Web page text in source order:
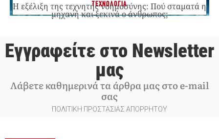
ΤΕΧΝΟΛΟΓΙΑ
Η εξέλιξη της τεχνητής νοημοσύνης: Πού σταματά η
μηχανή και ξεκινά ο άνθρωπος;
Εγγραφείτε στο Newsletter
μας
Λάβετε καθημερινά τα άρθρα μας στο e-mail
σας
ΠΟΛΙΤΙΚΗ ΠΡΟΣΤΑΣΙΑΣ ΑΠΟΡΡΗΤΟΥ